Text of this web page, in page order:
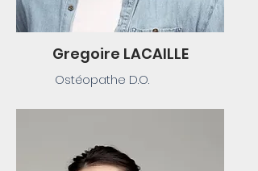
Gregoire LACAILLE
Ostéopathe D.O.